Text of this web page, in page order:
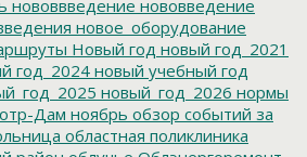
нововвведение нововведение
новое_оборудование
Новый год новый год_2021
год_2024 новый учебный год
новый_год_2026 нормы
Дам ноябрь обзор событий за
областная поликлиника